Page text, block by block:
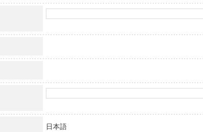
日本語